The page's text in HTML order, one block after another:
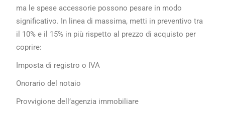
ma le spese accessorie possono pesare in modo
significativo. In linea di massima, metti in preventivo tra
il 10% e il 15% in più rispetto al prezzo di acquisto per
coprire:
Imposta di registro o IVA
Onorario del notaio
Provvigione dell’agenzia immobiliare